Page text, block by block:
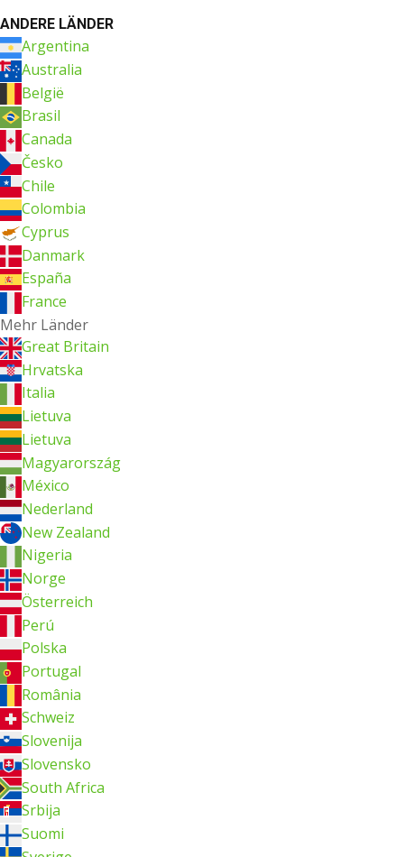
ANDERE LÄNDER
Argentina
Australia
België
Brasil
Canada
Česko
Chile
Colombia
Cyprus
Danmark
España
France
Mehr Länder
Great Britain
Hrvatska
Italia
Lietuva
Lietuva
Magyarország
México
Nederland
New Zealand
Nigeria
Norge
Österreich
Perú
Polska
Portugal
România
Schweiz
Slovenija
Slovensko
South Africa
Srbija
Suomi